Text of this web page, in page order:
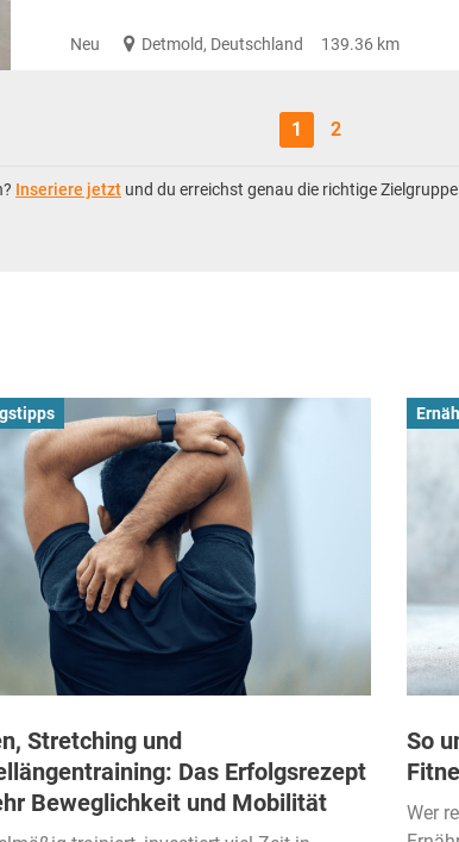
Neu Detmold, Deutschland 139.36 km
1 2
Inseriere jetzt und du erreichst genau die richtige
Stretching und
Das Erfolgsrezept
Beweglichkeit und Mobilität
So
Wer